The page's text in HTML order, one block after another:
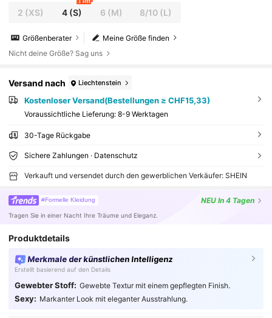
2 (XS) 4(S)
1 left
6 (M) 8/10 (L)
Meine Größe finden
Größenberater
Nicht deine Größe? Sag uns
Versand nach Liechtenstein
Kostenloser Versand(Bestellungen ≥ CHF15,33)
Voraussichtliche Lieferung: 8-9 Werktagen
30-Tage Rückgabe
Sichere Zahlungen · Datenschutz
Verkauft und versendet durch den gewerblichen Verkäufer: SHEIN
#Formelle Kleidung NEU In 4 Tagen
Tragen Sie in einer Nacht Ihre Träume und Eleganz.
Produktdetails
Merkmale der künstlichen Intelligenz
Erstellt basierend auf den Details
Gewebter Stoff: Gewebte Textur mit einem gepflegten Finish.
Sexy: Markanter Look mit eleganter Ausstrahlung.